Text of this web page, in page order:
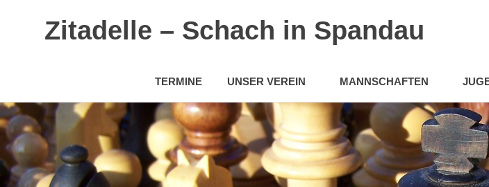
Zum
Inhalt
springen
Zitadelle – Schach in Spandau
TERMINE UNSER VEREIN MANNSCHAFTEN